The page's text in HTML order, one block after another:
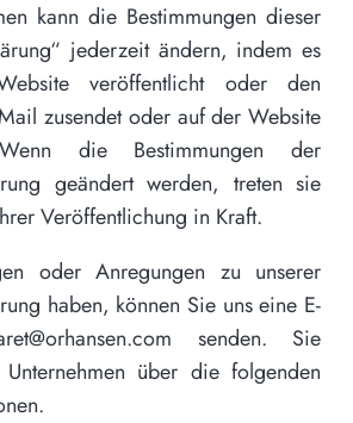
kann die Bestimmungen dieser
jederzeit ändern, indem es
veröffentlicht oder den
zusendet oder auf der Website
die Bestimmungen der
geändert werden, treten sie
Veröffentlichung in Kraft.
oder Anregungen zu unserer
haben, können Sie uns eine E-
senden. Sie
über die folgenden